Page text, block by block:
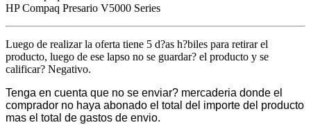
HP Compaq Presario V5000 Series
Luego de realizar la oferta tiene 5 d?as h?biles para retirar el
producto, luego de ese lapso no se guardar? el producto y se
calificar? Negativo.
Tenga en cuenta que no se enviar? mercaderia donde el
comprador no haya abonado el total del importe del producto
mas el total de gastos de envio.